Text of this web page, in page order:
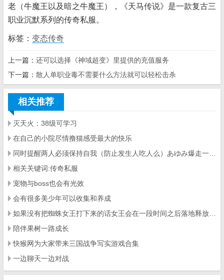
老（牛魔王以及暗之牛魔王），《天马传说》是一款复古三
职业沉默系列的传奇私服。
标签： 变态传奇
上一篇： 还可以选择《神域超变》里提供的充值服务
下一篇： 散人单职业毒不需要什么方法就可以轻松击杀
相关推荐
灭天火：38级可学习
在自己的小院尽情撸猫感受最大的快乐
相关关键词:传奇私服
宠物与boss也会有光效
会有很多美少年可以收集和养成
陪伴果树一路成长
快猴网为大家带来三国战争写实游戏合集
一边聊天一边对战